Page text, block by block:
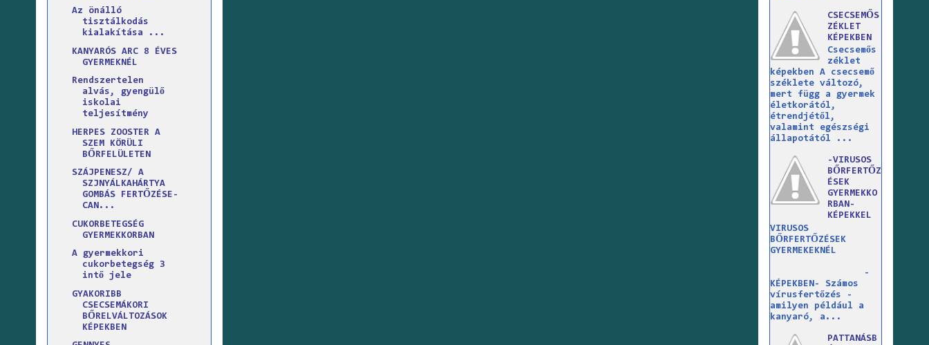
Az önálló
tisztálkodás
kialakítása ...
KANYARÓS ARC 8 ÉVES
GYERMEKNÉL
Rendszertelen
alvás, gyengülő
iskolai
teljesítmény
HERPES ZOOSTER A
SZEM KÖRÜLI
BŐRFELÜLETEN
SZÁJPENESZ/ A
SZJNYÁLKAHÁRTYA
GOMBÁS FERTŐZÉSE-
CAN...
CUKORBETEGSÉG
GYERMEKKORBAN
A gyermekkori
cukorbetegség 3
intő jele
GYAKORIBB
CSECSEMÁKORI
BŐRELVÁLTOZÁSOK
KÉPEKBEN
CSECSEMŐS
ZÉKLET
KÉPEKBEN
Csecsemős
zéklet
képekben A csecsemő
széklete változó,
mert függ a gyermek
életkorától,
étrendjétől,
valamint egészségi
állapotától ...
-VIRUSOS
BŐRFERTŐZ
ÉSEK
GYERMEKKO
RBAN-
KÉPEKKEL
VIRUSOS
BŐRFERTŐZÉSEK
GYERMEKEKNÉL
-
KÉPEKBEN- Számos
vírusfertőzés -
amilyen például a
kanyaró, a...
PATTANÁSB